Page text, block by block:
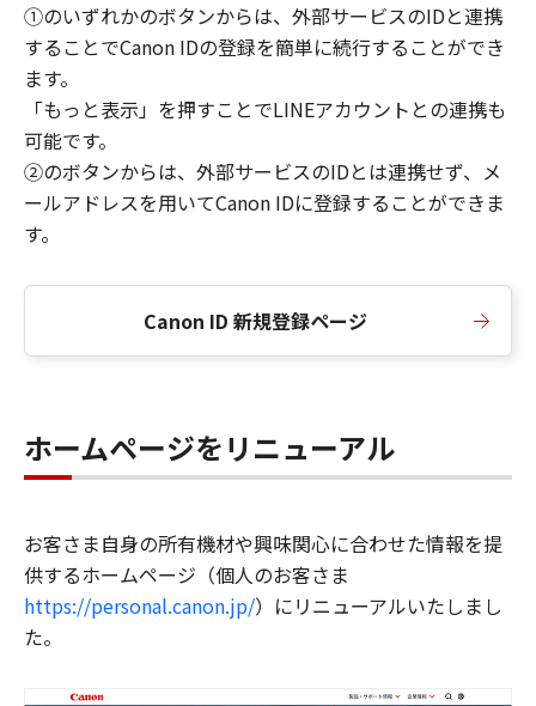
①のいずれかのボタンからは、外部サービスのIDと連携
することでCanon IDの登録を簡単に続行することができ
ます。
「もっと表示」を押すことでLINEアカウントとの連携も
可能です。
②のボタンからは、外部サービスのIDとは連携せず、メ
ールアドレスを用いてCanon IDに登録することができま
す。
Canon ID 新規登録ページ
ホームページをリニューアル
お客さま自身の所有機材や興味関心に合わせた情報を提
供するホームページ（個人のお客さま
https://personal.canon.jp/）にリニューアルいたしまし
た。